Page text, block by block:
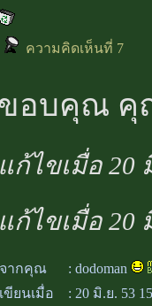
ความคิดเห็นที่ 7
อบคุณ คุ
แก้ไขเมื่อ 20
แก้ไขเมื่อ 20
จากคุณ : dodoman
เขียนเมื่อ
: 20 มิ.ย. 53